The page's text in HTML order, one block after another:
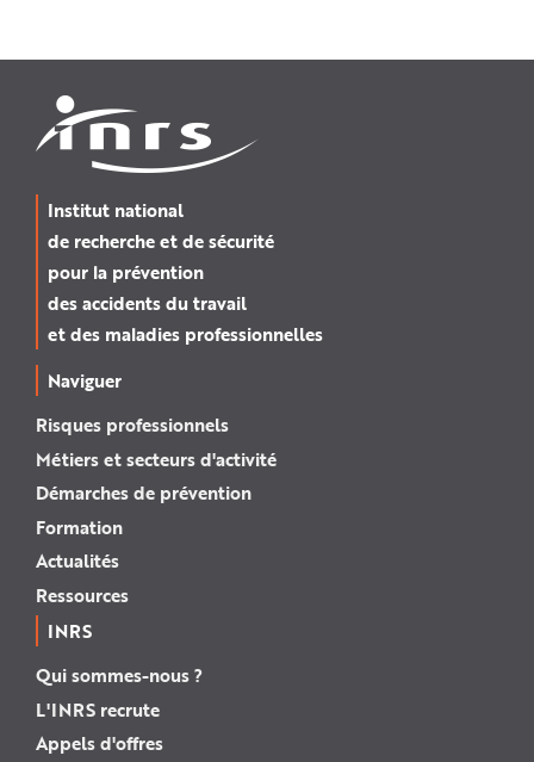
Institut national
de recherche et de sécurité
pour la prévention
des accidents du travail
et des maladies professionnelles
Naviguer
Risques professionnels
Métiers et secteurs d'activité
Démarches de prévention
Formation
Actualités
Ressources
INRS
Qui sommes-nous ?
L'INRS recrute
Appels d'offres